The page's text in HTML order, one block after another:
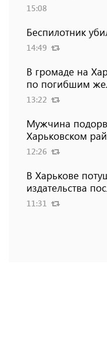
15:08
Беспилотник
14:49
В громаде на
по погибшим
13:22
Мужчина
Харьковском
12:26
В Харькове
издательства
11:31